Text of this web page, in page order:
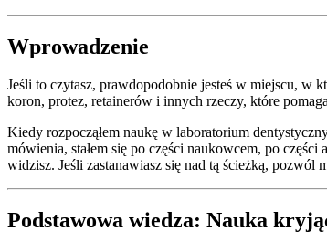
Wprowadzenie
Jeśli to czytasz, prawdopodobnie jesteś w miejscu, w
koron, protez, retainerów i innych rzeczy, które
Kiedy rozpocząłem naukę w laboratorium
mówienia, stałem się po części naukowcem, po
widzisz. Jeśli zastanawiasz się nad tą ścieżką, pozwól
Podstawowa wiedza: Nauka